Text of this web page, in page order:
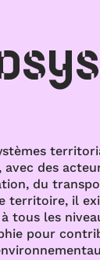
des
du
territoire, il
tous les
pour